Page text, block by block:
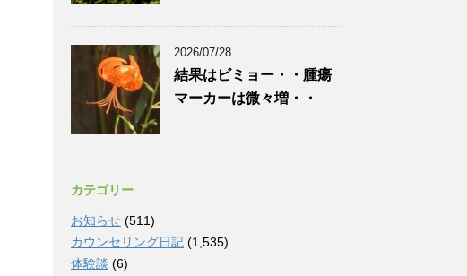
2026/07/28
結果はビミョー・・腫瘍
マーカーは微々増・・
カテゴリー
お知らせ (511)
カウンセリング日記 (1,535)
体験談 (6)